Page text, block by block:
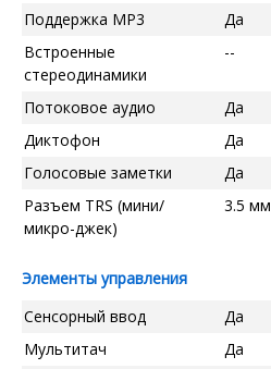
Поддержка MP3
Да
Встроенные
стереодинамики
--
Потоковое аудио Да
Диктофон
Да
Голосовые заметки
Да
Разъем TRS (мини/
микро-джек)
3.5 мм
Элементы управления
Сенсорный ввод
Да
Мультитач
Да